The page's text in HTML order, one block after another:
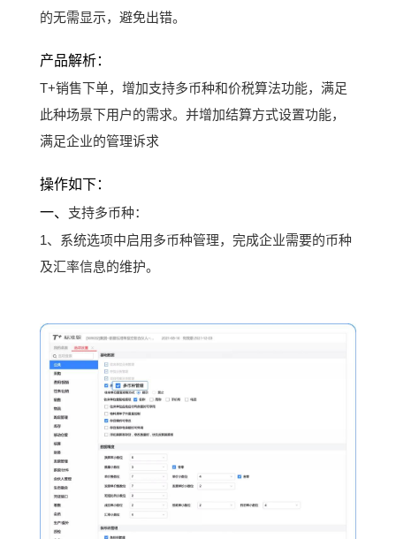
的无需显示，避免出错。
产品解析：
T+销售下单，增加支持多币种和价税算法功能，满足
此种场景下用户的需求。并增加结算方式设置功能，
满足企业的管理诉求
操作如下：
一、 支持多币种：
1、系统选项中启用多币种管理，完成企业需要的币种
及汇率信息的维护。